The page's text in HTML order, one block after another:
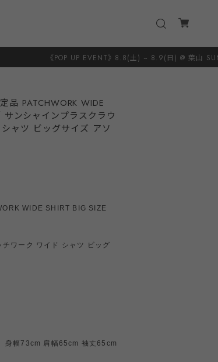
UP EVENT》8.8(土) ~ 8.9(日) @ 葉山 SUNSHINE＋
品 PATCHWORK WIDE
サンシャインプラスクラウ
ャツ ビッグサイズ アソ
WIDE SHIRT BIG SIZE
ワーク ワイド シャツ ビッグ
身幅73cm 肩幅65cm 袖丈65cm